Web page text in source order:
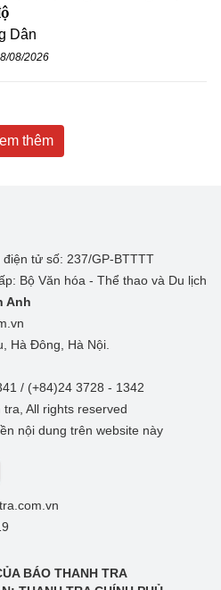
Dân
08/2026
thêm
tử số: 237/GP-BTTTT
Bộ Văn hóa - Thể thao và Du lịch
Anh
Hà Đông, Hà Nội.
/ (+84)24 3728 - 1342
All rights reserved
nội dung trên website này
BÁO THANH TRA